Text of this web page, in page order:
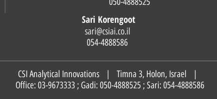
Sari Korengoot
sari@csiai.co.il
CSI Analytical Innovations | Timna 3, Holon, Israel |
Office: 03-9673333 ; Gadi: 050-4888525 ; Sari: 054-4888586